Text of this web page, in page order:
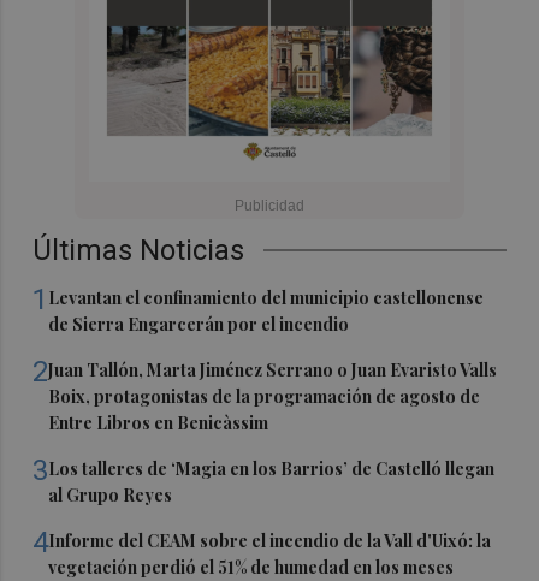
Últimas Noticias
1 Levantan el confinamiento del municipio castellonense
de Sierra Engarcerán por el incendio
2Juan Tallón, Marta Jiménez Serrano o Juan Evaristo Valls
Boix, protagonistas de la programación de agosto de
Entre Libros en Benicàssim
3Los talleres de ‘Magia en los Barrios’ de Castelló llegan
al Grupo Reyes
4Informe del CEAM sobre el incendio de la Vall d'Uixó: la
vegetación perdió el 51% de humedad en los meses